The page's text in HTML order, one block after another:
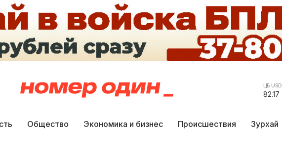
ЦБ USD
82.17
Общество Экономика и бизнес Происшествия Зурхай